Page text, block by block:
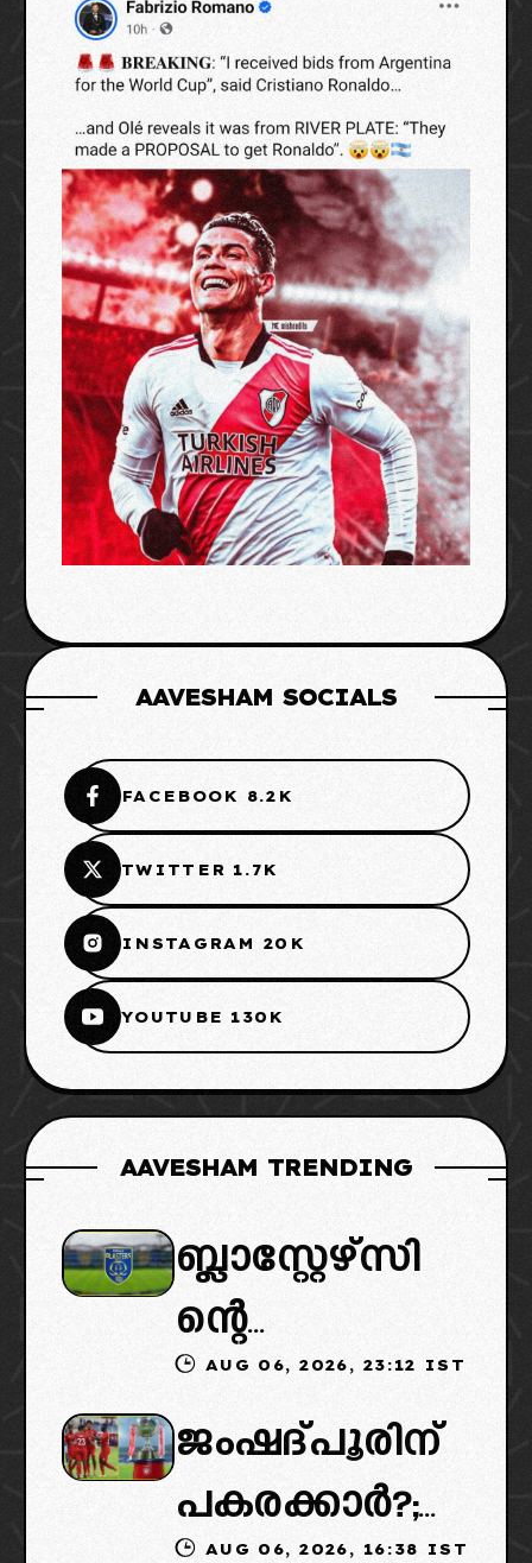
AAVESHAM SOCIALS
FACEBOOK 8.2K
TWITTER 1.7K
INSTAGRAM 20K
YOUTUBE 130K
AAVESHAM TRENDING
ബ്ലാസ്റ്റേഴ്സി
ന്റെ
കൈമാറ്റത്തി
ൽ ട്വിസ്റ്റ്:
പുതിയ
AUG 06, 2026, 23:12 IST
ജംഷദ്പൂരിന്
പകരക്കാർ?;
AUG 06, 2026, 16:38 IST